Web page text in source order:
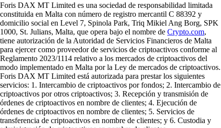
Foris DAX MT Limited es una sociedad de responsabilidad limitada
constituida en Malta con número de registro mercantil C 88392 y
domicilio social en Level 7, Spinola Park, Triq Mikiel Ang Borg, SPK
1000, St. Julians, Malta, que opera bajo el nombre de Crypto.com,
tiene autorización de la Autoridad de Servicios Financieros de Malta
para ejercer como proveedor de servicios de criptoactivos conforme al
Reglamento 2023/1114 relativo a los mercados de criptoactivos del
modo implementado en Malta por la Ley de mercados de criptoactivos.
Foris DAX MT Limited está autorizada para prestar los siguientes
servicios: 1. Intercambio de criptoactivos por fondos; 2. Intercambio de
criptoactivos por otros criptoactivos; 3. Recepción y transmisión de
órdenes de criptoactivos en nombre de clientes; 4. Ejecución de
órdenes de criptoactivos en nombre de clientes; 5. Servicios de
transferencia de criptoactivos en nombre de clientes; y 6. Custodia y